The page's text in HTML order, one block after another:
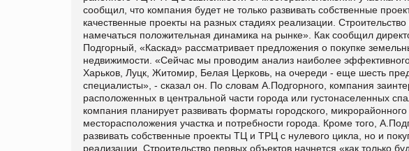
сообщил, что компания будет не только развивать собственные
качественные проекты на разных стадиях реализации.
намечаться положительная динамика на рынке». Как сообщил
Подгорный, «Каскад» рассматривает предложения о покупке
недвижимости. «Сейчас мы проводим анализ наиболее эффективного
Харьков, Луцк, Житомир, Белая Церковь, на очереди - еще шесть
специалисты», - сказал он. По словам А.Подгорного, компания
расположенных в центральной части города или густонаселенных
компания планирует развивать форматы городского,
месторасположения участка и потребности города. Кроме того,
развивать собственные проекты ТЦ и ТРЦ с нулевого цикла, но и
реализации. Строительство первых объектов начнется «как только